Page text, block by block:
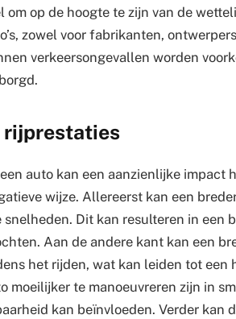
om op de hoogte te zijn van de
zowel voor fabrikanten,
verkeersongevallen worden
rijprestaties
auto kan een aanzienlijke impact
wijze. Allereerst kan een
snelheden. Dit kan resulteren in een
Aan de andere kant kan een
het rijden, wat kan leiden tot een
moeilijker te manoeuvreren zijn in
kan beïnvloeden. Verder kan